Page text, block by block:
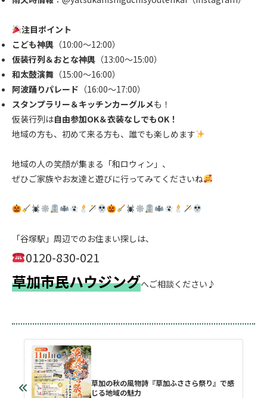
注目ポイント
こども神輿 （10:00～12:00）
仮装行列＆おとな神輿 （13:00～15:00）
和太鼓演舞 （15:00～16:00）
阿波踊りパレード （16:00～17:00）
スタンプラリー＆キッチンカーグルメも！
仮装行列は自由参加OK＆衣装なしでもOK！
地域の方も、初めて来る方も、誰でも楽しめます
地域の人の笑顔が集まる「和ロウィン」、
ぜひご家族やお友達と遊びに行ってみてくださいね
「谷塚駅」周辺でのお住まい探しは、
0120-830-021
草加市民ハウジングへご相談ください♪
草加の秋の風物詩『草加ふささら祭り』で感
じる地域の魅力